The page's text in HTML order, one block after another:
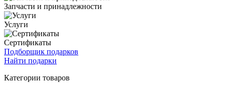
Запчасти и принадлежности
Услуги
Сертификаты
Подборщик подарков
Найти подарки
Категории товаров